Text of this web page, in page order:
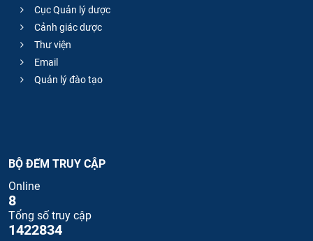
Cục Quản lý dược
Cảnh giác dược
Thư viện
Email
Quản lý đào tạo
BỘ ĐẾM TRUY CẬP
Online
8
Tổng số truy cập
1422834